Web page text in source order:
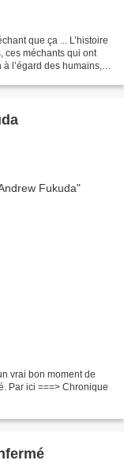
que ça ... L’histoire
ces méchants qui ont
l’égard des humains,
vrai bon moment de
Par ici ===> Chronique